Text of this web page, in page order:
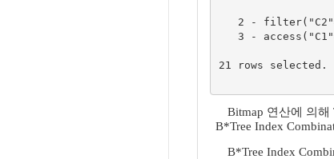
21 rows selected.
Bitmap 연산에 의
B*Tree Index
B*Tree Index